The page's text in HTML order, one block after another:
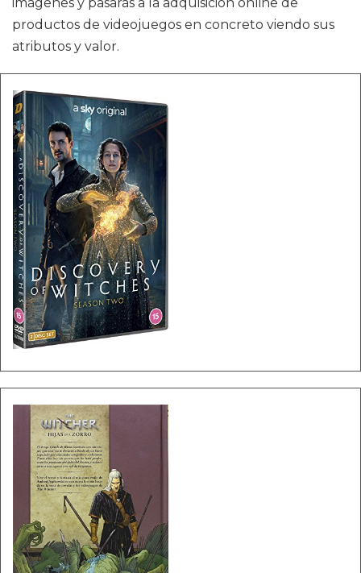
productos de videojuegos en concreto viendo sus
atributos y valor.